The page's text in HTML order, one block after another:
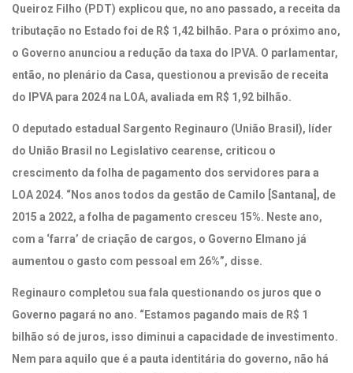
Queiroz Filho (PDT) explicou que, no ano passado, a receita da
tributação no Estado foi de R$ 1,42 bilhão. Para o próximo ano,
o Governo anunciou a redução da taxa do IPVA. O parlamentar,
então, no plenário da Casa, questionou a previsão de receita
do IPVA para 2024 na LOA, avaliada em R$ 1,92 bilhão.
O deputado estadual Sargento Reginauro (União Brasil), líder
do União Brasil no Legislativo cearense, criticou o
crescimento da folha de pagamento dos servidores para a
LOA 2024. “Nos anos todos da gestão de Camilo [Santana], de
2015 a 2022, a folha de pagamento cresceu 15%. Neste ano,
com a ‘farra’ de criação de cargos, o Governo Elmano já
aumentou o gasto com pessoal em 26%”, disse.
Reginauro completou sua fala questionando os juros que o
Governo pagará no ano. “Estamos pagando mais de R$ 1
bilhão só de juros, isso diminui a capacidade de investimento.
Nem para aquilo que é a pauta identitária do governo, não há